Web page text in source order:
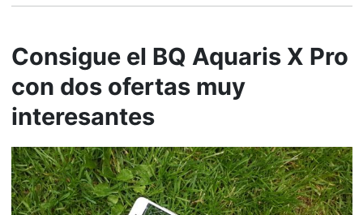
Consigue el BQ Aquaris X Pro
con dos ofertas muy
interesantes